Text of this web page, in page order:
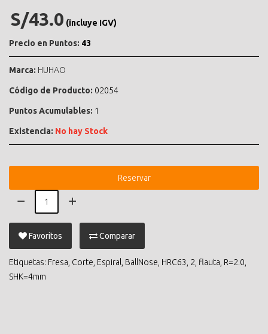
S/43.0 (incluye IGV)
Precio en Puntos: 43
Marca: HUHAO
Código de Producto: 02054
Puntos Acumulables: 1
Existencia: No hay Stock
Reservar
Favoritos Comparar
Etiquetas: Fresa Corte Espiral BallNose HRC63 2 flauta R=2.0
SHK=4mm